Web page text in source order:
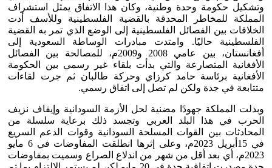
وتشكيل حكومة وحدة وطنية، وكان هذا الاتفاق يمثل استشراف
المملكة للمخاطر المحدقة بالقضية الفلسطينية وللأسف أدت
الخلافات بين الفصائل الفلسطينية إلى الوضع الذي تمر به القضية
الفلسطينية حاليًا. وامتدت مبادرات الوساطة السعودية إلى
أفغانستان، بين عامي 2008 و2009م، للمصالحة بين الفصائل
الأفغانية المتصارعة والتي بدأت بلقاء غير رسمي بين الحكومة
الأفغانية برئاسة حامد كرزاي وحركة طالبان ثم جرت لقاءات
متتابعة في جدة ولكن لم تصل إلى اتفاق رسمي.
وبذلت المملكة جهودًا مضنية لحل الأزمة السودانية وإيقاف نزيف
الحرب في هذا البلد العربي وتجسد ذلك برعاية سلسلة من
المحادثات بين القوات المسلحة السودانية وقوات الدعم السريع
في 15أبريل 2023م، وعلى إثرها انطلقت المفاوضات في 6 مايو
2023م، أي بعد أقل من شهر من اندلاع الصراع وسميت بمفاوضات